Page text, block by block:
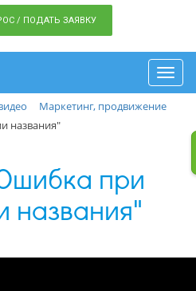
/ ПОДАТЬ ЗАЯВКУ
Маркетинг, продвижение
названия"
при
названия"